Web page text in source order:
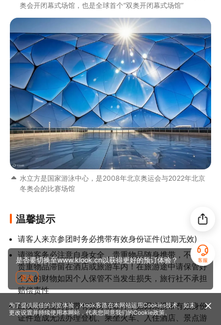
是否要切换至www.klook.cn以获得更好的预订体验？
更改
奥会开闭幕式场馆，也是全球首个“双奥开闭幕式场馆”
水立方是国家游泳中心，是2008年北京奥运会与2022年北京
冬奥会的比赛场馆
温馨提示
请客人来京参团时务必携带有效身份证件(过期无效)
请游客务必注意自身女全，贵重物品随身携带，不要将
贵重物品滞留在酒店或旅游车内！在旅游途中请保管好
个人的财物如因个人保管不当发生损失，旅行社不承担
赔偿责性
出发时须随身携带有效身份证件，如因未携带有效身份
证件造成无法办理登机、乘坐火车、入住酒店、景点游
客服
为了提供最佳的浏览体验，Klook客路在本网站运用Cookies技术。如未
更改设置并持续使用本网站，代表您同意我们的Cookie政策。